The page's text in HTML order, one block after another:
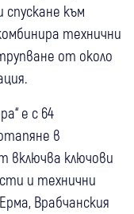
към
технични
от около
е с 64
в
включва ключови
и технични
Врабчанския